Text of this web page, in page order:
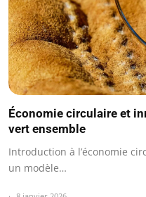
Économie circulaire et
vert ensemble
Introduction à l’économie
un modèle…